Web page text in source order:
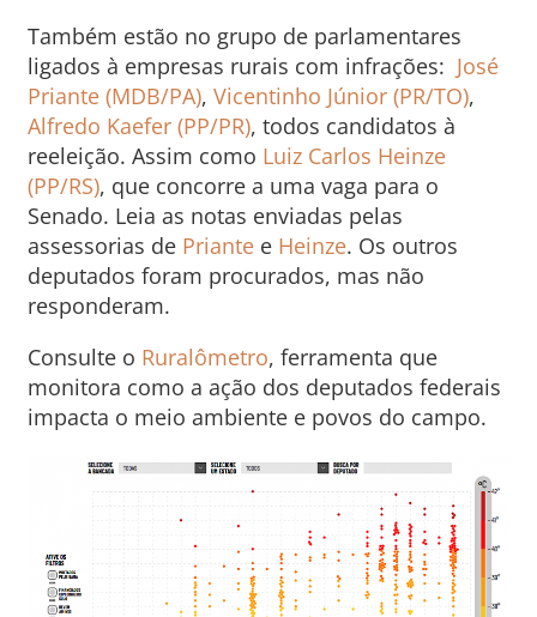
Também estão no grupo de parlamentares
ligados à empresas rurais com infrações: José
Priante (MDB/PA), Vicentinho Júnior (PR/TO),
Alfredo Kaefer (PP/PR), todos candidatos à
reeleição. Assim como Luiz Carlos Heinze
(PP/RS), que concorre a uma vaga para o
Senado. Leia as notas enviadas pelas
assessorias de Priantee Heinze. Os outros
deputados foram procurados, mas não
responderam.
Consulte o Ruralômetro, ferramenta que
monitora como a ação dos deputados federais
impacta o meio ambiente e povos do campo.